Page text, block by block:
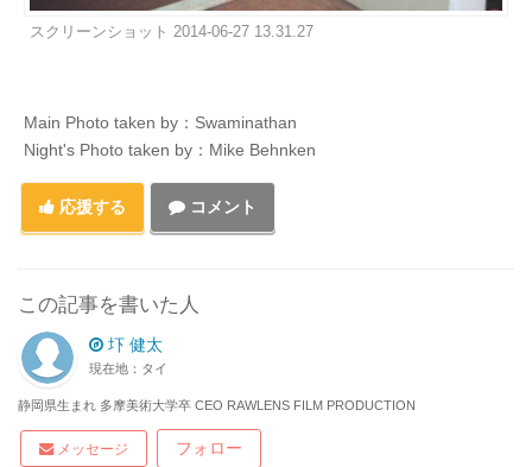
スクリーンショット 2014-06-27 13.31.27
Main Photo taken by：Swaminathan
Night's Photo taken by：Mike Behnken
応援する コメント
この記事を書いた人
圷 健太
現在地：タイ
静岡県生まれ 多摩美術大学卒 CEO RAWLENS FILM PRODUCTION
メッセージ フォロー